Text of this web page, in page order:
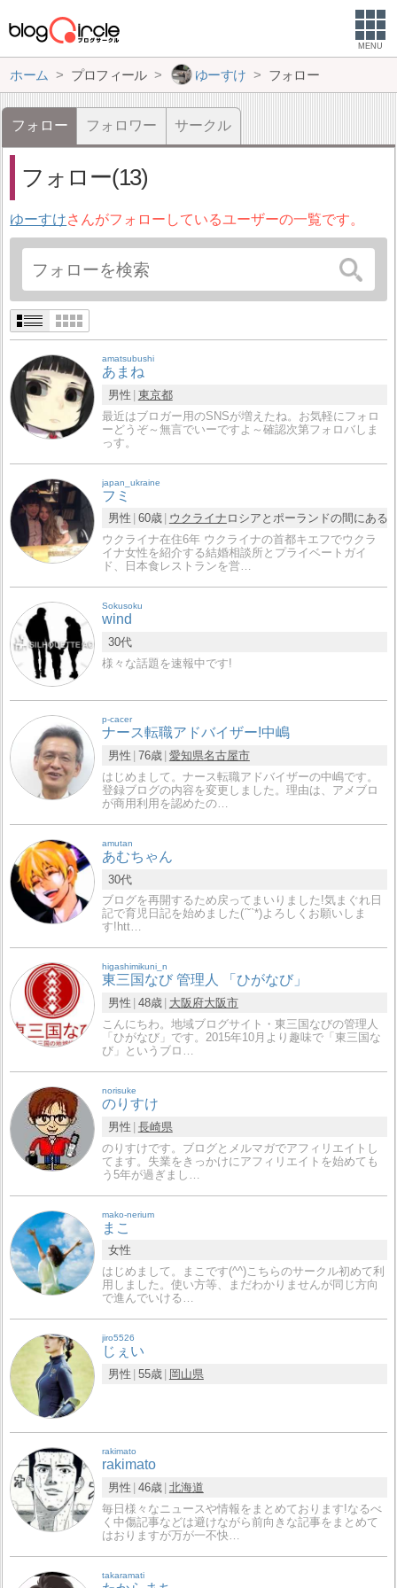
MENU
ホーム プロフィール ゆーすけ フォロー
フォロー フォロワー サークル
フォロー(13)
ゆーすけさんがフォローしているユーザーの一覧です。
amatsubushi
あまね
男性 東京都
最近はブロガー用のSNSが増えたね。お気軽にフォロ
ーどうぞ～無言でいーですよ～確認次第フォロバしま
っす。
japan_ukraine
フミ
男性 60歳 ウクライナ ロシアとポーランドの間にある
ウクライナ在住6年 ウクライナの首都キエフでウクラ
イナ女性を紹介する結婚相談所とプライベートガイ
ド、日本食レストランを営…
Sokusoku
wind
30代
様々な話題を速報中です!
p-cacer
ナース転職アドバイザー!中嶋
男性 76歳 愛知県名古屋市
はじめまして。ナース転職アドバイザーの中嶋です。
登録ブログの内容を変更しました。理由は、アメブロ
が商用利用を認めたの…
amutan
あむちゃん
30代
ブログを再開するため戻ってまいりました!気まぐれ日
記で育児日記を始めました(ˊ˘ˋ*)よろしくお願いしま
す!htt…
higashimikuni_n
東三国なび 管理人 「ひがなび」
男性 48歳 大阪府大阪市
こんにちわ。地域ブログサイト・東三国なびの管理人
「ひがなび」です。2015年10月より趣味で「東三国な
び」というブロ…
norisuke
のりすけ
男性 長崎県
のりすけです。ブログとメルマガでアフィリエイトし
てます。失業をきっかけにアフィリエイトを始めても
う5年が過ぎまし…
mako-nerium
まこ
女性
はじめまして。まこです(^^)こちらのサークル初めて利
用しました。使い方等、まだわかりませんが同じ方向
で進んでいける…
jiro5526
じぇい
男性 55歳 岡山県
rakimato
rakimato
男性 46歳 北海道
毎日様々なニュースや情報をまとめております!なるべ
く中傷記事などは避けながら前向きな記事をまとめて
はおりますが万が一不快…
takaramati